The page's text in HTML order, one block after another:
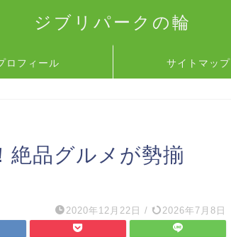
ジブリパークの輪
ロフィール サイトマップ
絶品グルメが勢揃
2020年12月22日 / 2026年7月8日